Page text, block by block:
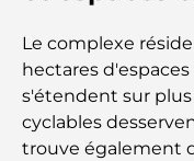
de la
Restaurants
Le complexe
hectares
s'étendent sur plus
cyclables
trouve également